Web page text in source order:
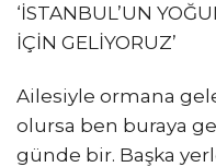
‘İSTANBUL’UN
İÇİN GELİYORUZ’
Ailesiyle ormana
olursa ben buraya
günde bir. Başka